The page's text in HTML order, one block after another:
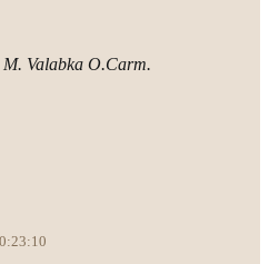
Valabka O.Carm.